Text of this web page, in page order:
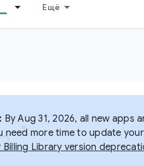
Ещё
By Aug 31, 2026, all new apps
need more time to update
Billing Library version